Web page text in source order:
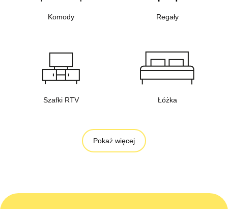
Komody Regały
Szafki RTV Łóżka
Pokaż więcej